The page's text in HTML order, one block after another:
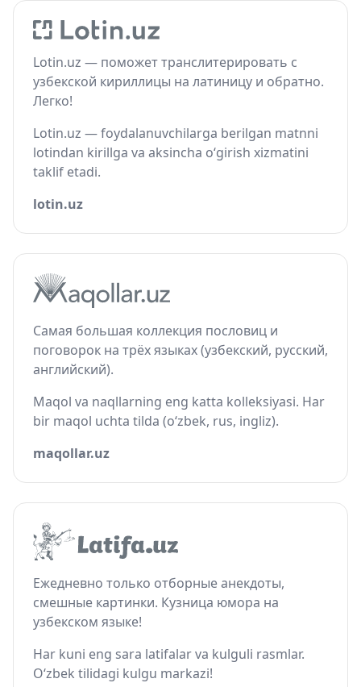
Lotin.uz — поможет транслитерировать с
узбекской кириллицы на латиницу и обратно.
Легко!
Lotin.uz — foydalanuvchilarga berilgan matnni
lotindan kirillga va aksincha o‘girish xizmatini
taklif etadi.
lotin.uz
Самая большая коллекция пословиц и
поговорок на трёх языках (узбекский, русский,
английский).
Maqol va naqllarning eng katta kolleksiyasi. Har
bir maqol uchta tilda (o‘zbek, rus, ingliz).
maqollar.uz
Ежедневно только отборные анекдоты,
смешные картинки. Кузница юмора на
узбекском языке!
Har kuni eng sara latifalar va kulguli rasmlar.
O‘zbek tilidagi kulgu markazi!